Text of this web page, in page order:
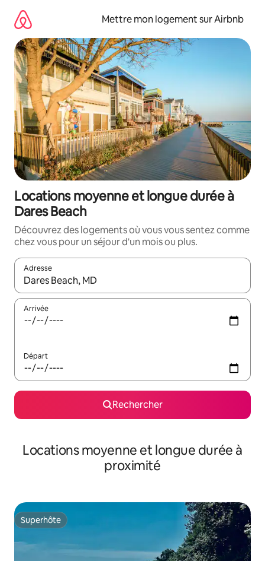
directement
contenu
Mettre mon logement sur Airbnb
Locations moyenne et longue durée à
Dares Beach
Découvrez des logements où vous vous sentez comme
chez vous pour un séjour d'un mois ou plus.
Adresse
Lorsque les résultats s'affichent, utilisez les flèches vers le
Arrivée
Départ
Rechercher
Locations moyenne et longue durée à
proximité
Superhôte
Superhôte